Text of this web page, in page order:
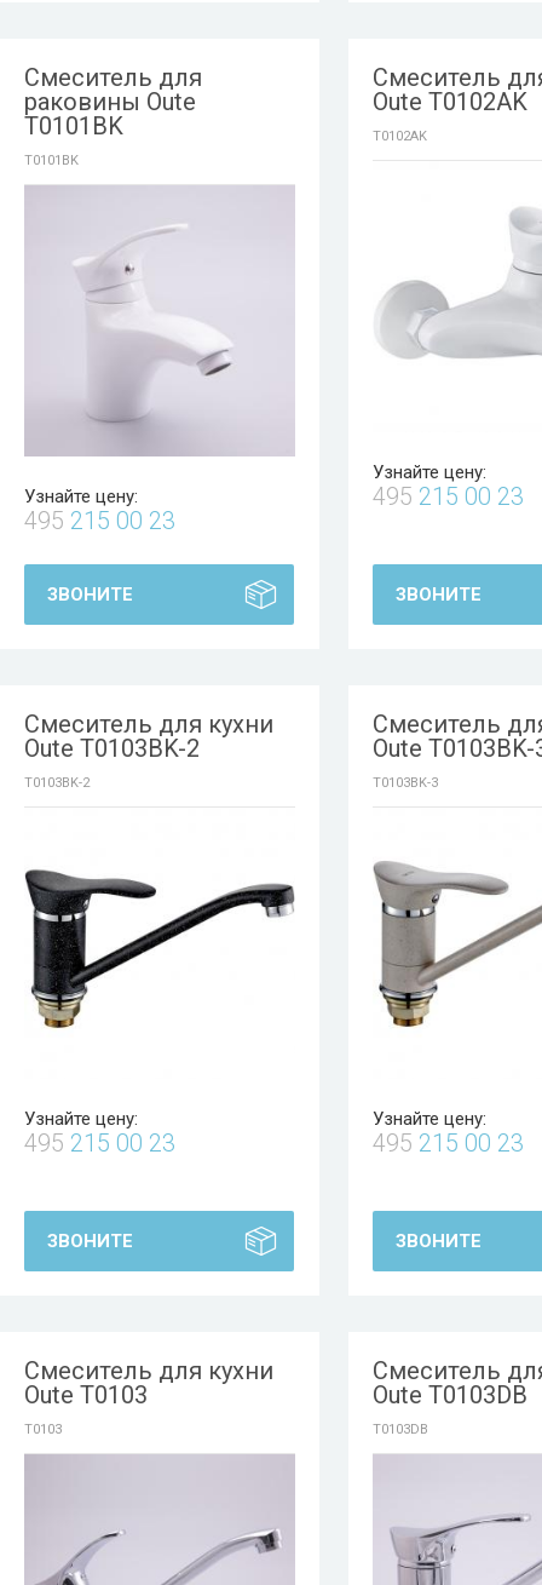
Смеситель для
раковины Oute
T0101BK
T0101BK
Узнайте цену:
495 215 00 23
ЗВОНИТЕ
Смеситель
Oute T0102AK
T0102AK
Узнайте цену:
495 215 00 23
ЗВОНИТЕ
Смеситель для кухни
Oute T0103BK-2
T0103BK-2
Узнайте цену:
495 215 00 23
ЗВОНИТЕ
Смеситель
Oute T0103BK-
T0103BK-3
Узнайте цену:
495 215 00 23
ЗВОНИТЕ
Смеситель для кухни
Oute T0103
T0103
Смеситель
Oute T0103DB
T0103DB